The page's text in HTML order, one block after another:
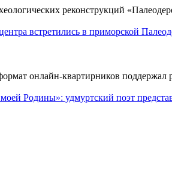
реконструкций
встретились в приморской
онлайн-квартирников поддержал
Родины»: удмуртский поэт